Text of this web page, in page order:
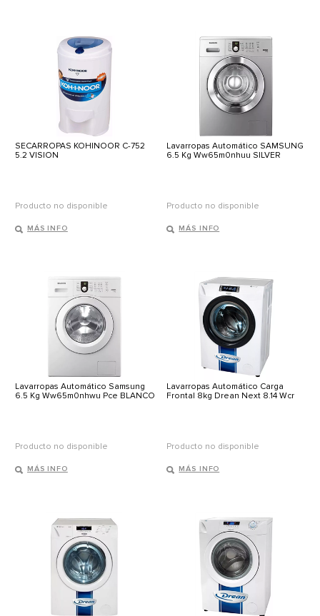
SECARROPAS KOHINOOR C-752
5.2 VISION
Producto no disponible
MÁS INFO
Lavarropas Automático SAMSUNG
6.5 Kg Ww65m0nhuu SILVER
Producto no disponible
MÁS INFO
Lavarropas Automático Samsung
6.5 Kg Ww65m0nhwu Pce BLANCO
Producto no disponible
MÁS INFO
Lavarropas Automático Carga
Frontal 8kg Drean Next 8.14 Wcr
Producto no disponible
MÁS INFO